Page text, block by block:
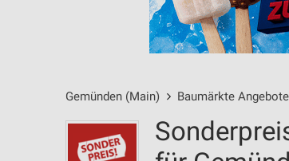
Gemünden (Main) Baumärkte Angebote